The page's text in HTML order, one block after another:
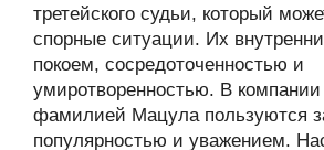
третейского судьи, который
спорные ситуации. Их
покоем, сосредоточенностью и
умиротворенностью. В
фамилией Мацула пользуются
популярностью и уважением.